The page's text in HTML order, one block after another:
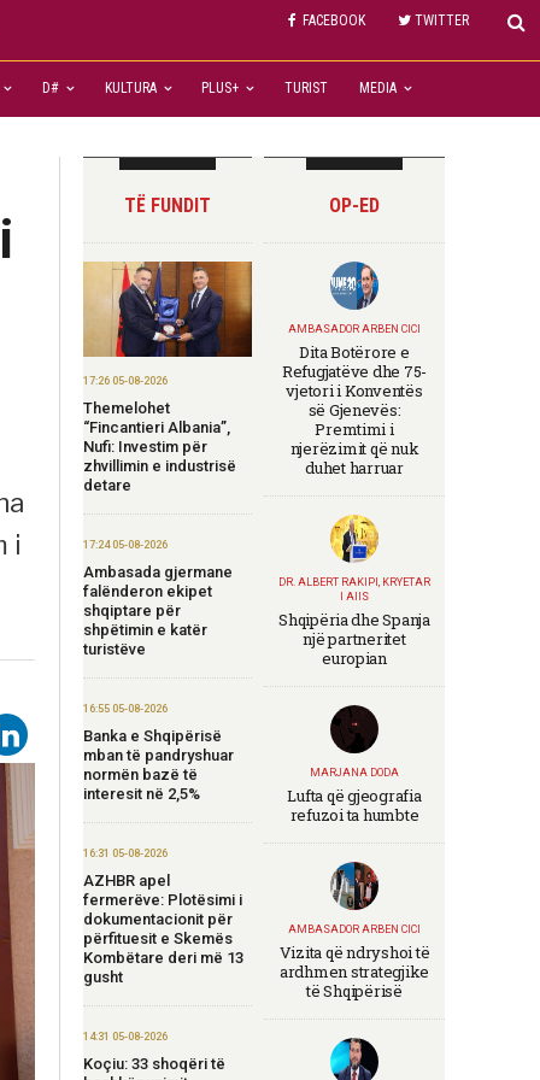
FACEBOOK TWITTER
D# KULTURA PLUS+ TURIST MEDIA
i
TË FUNDIT
17:26 05-08-2026
Themelohet
“Fincantieri Albania”,
Nufi: Investim për
zhvillimin e industrisë
detare
17:24 05-08-2026
Ambasada gjermane
falënderon ekipet
shqiptare për
shpëtimin e katër
turistëve
16:55 05-08-2026
Banka e Shqipërisë
mban të pandryshuar
normën bazë të
interesit në 2,5%
16:31 05-08-2026
AZHBR apel
fermerëve: Plotësimi i
dokumentacionit për
përfituesit e Skemës
Kombëtare deri më 13
gusht
14:31 05-08-2026
Koçiu: 33 shoqëri të
OP-ED
AMBASADOR ARBEN CICI
Dita Botërore e
Refugjatëve dhe 75-
vjetori i Konventës
së Gjenevës:
Premtimi i
njerëzimit që nuk
duhet harruar
DR. ALBERT RAKIPI, KRYETAR
I AIIS
Shqipëria dhe Spanja
një partneritet
europian
MARJANA DODA
Lufta që gjeografia
refuzoi ta humbte
AMBASADOR ARBEN CICI
Vizita që ndryshoi të
ardhmen strategjike
të Shqipërisë